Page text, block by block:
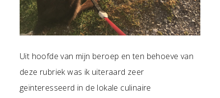
Uit hoofde van mijn beroep en ten behoeve van
deze rubriek was ik uiteraard zeer
geïnteresseerd in de lokale culinaire